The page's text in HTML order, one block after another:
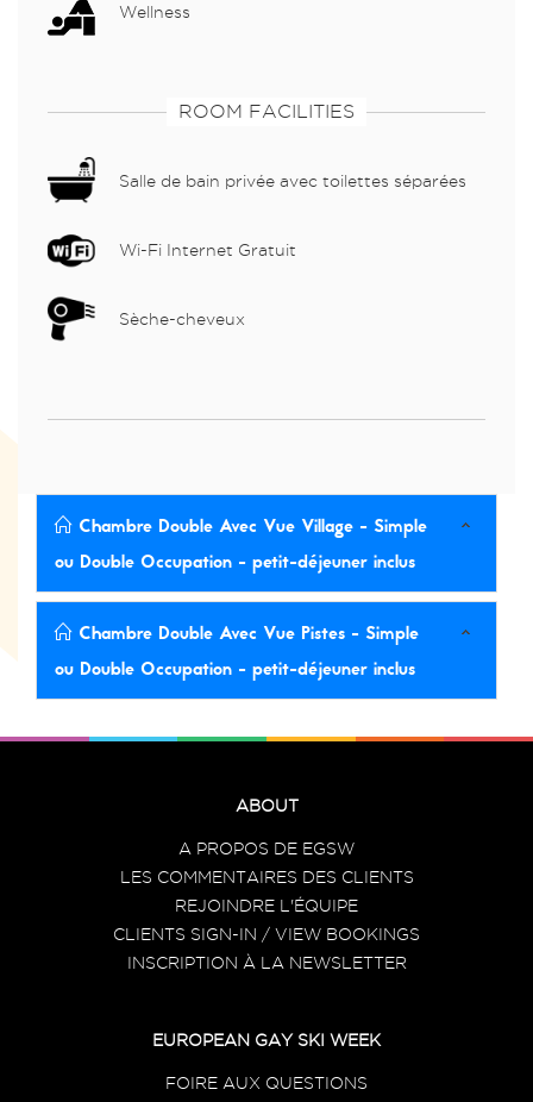
Wellness
ROOM FACILITIES
Salle de bain privée avec toilettes séparées
Wi-Fi Internet Gratuit
Sèche-cheveux
Chambre Double Avec Vue Village - Simple
ou Double Occupation - petit-déjeuner inclus
Chambre Double Avec Vue Pistes - Simple
ou Double Occupation - petit-déjeuner inclus
ABOUT
A PROPOS DE EGSW
LES COMMENTAIRES DES CLIENTS
REJOINDRE L'ÉQUIPE
CLIENTS SIGN-IN / VIEW BOOKINGS
INSCRIPTION À LA NEWSLETTER
EUROPEAN GAY SKI WEEK
FOIRE AUX QUESTIONS